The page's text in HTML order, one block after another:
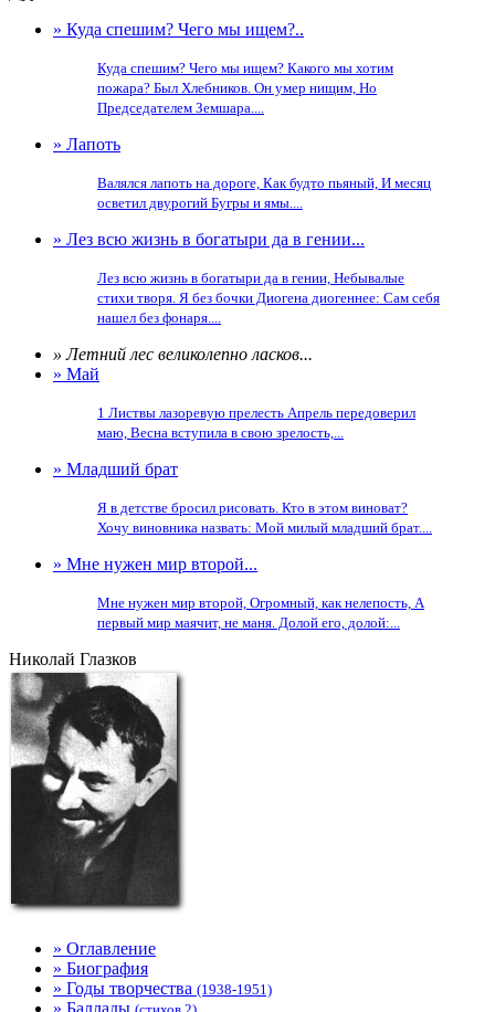
» Куда спешим? Чего мы ищем?..
Куда спешим? Чего мы ищем? Какого мы хотим
пожара? Был Хлебников. Он умер нищим, Но
Председателем Земшара....
» Лапоть
Валялся лапоть на дороге, Как будто пьяный, И месяц
осветил двурогий Бугры и ямы....
» Лез всю жизнь в богатыри да в гении...
Лез всю жизнь в богатыри да в гении, Небывалые
стихи творя. Я без бочки Диогена диогеннее: Сам себя
нашел без фонаря....
» Летний лес великолепно ласков...
» Май
1 Листвы лазоревую прелесть Апрель передоверил
маю, Весна вступила в свою зрелость,...
» Младший брат
Я в детстве бросил рисовать. Кто в этом виноват?
Хочу виновника назвать: Мой милый младший брат....
» Мне нужен мир второй...
Мне нужен мир второй, Огромный, как нелепость, А
первый мир маячит, не маня. Долой его, долой:...
Николай Глазков
» Оглавление
» Биография
» Годы творчества (1938-1951)
» Баллады